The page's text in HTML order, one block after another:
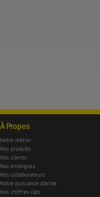
À Propos
Notre métier
Nos produits
Nos clients
Nos enseignes
Nos collaborateurs
Notre puissance d'achat
Nos chiffres clés